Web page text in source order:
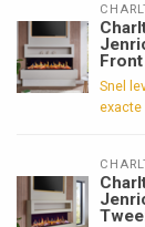
Front
Snel
exacte